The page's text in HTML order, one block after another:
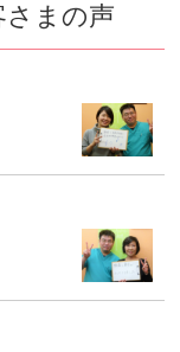
さまの声